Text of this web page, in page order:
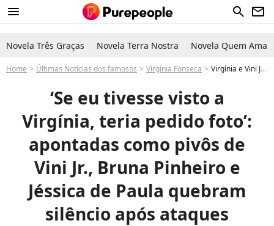
menu search newsletter
Novela Três Graças Novela Terra Nostra Novela Quem Ama
Home Últimas Notícias dos famosos Virgínia Fonseca Virgínia e Vini Jr motivo do termino: após polêmica em restaurante, Bruna Pinheiro e Jéssica de Paula supostas amantes se pronunciam e negam traição
‘Se eu tivesse visto a
Virgínia, teria pedido foto’:
apontadas como pivôs de
Vini Jr., Bruna Pinheiro e
Jéssica de Paula quebram
silêncio após ataques